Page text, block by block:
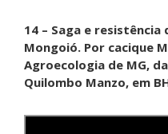
14 – Saga e
Mongoió. Por cacique
Agroecologia de MG,
Quilombo Manzo, em